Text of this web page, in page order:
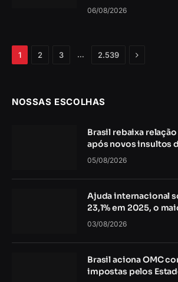
06/08/2026
1 2 3 … 2.539 Próximo
NOSSAS ESCOLHAS
Brasil rebaixa
após novos insultos
05/08/2026
Ajuda internacional
23,1% em 2025, o
03/08/2026
Brasil aciona OMC
impostas pelos